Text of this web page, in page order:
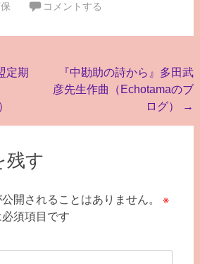
コメントする
定期
『中勘助の詩から』多田武
彦先生作曲（Echotamaのブ
ログ）
→
残す
開されることはありません。
※
須項目です